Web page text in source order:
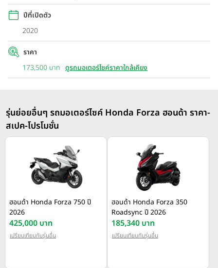
ปีที่เปิดตัว
2020
ราคา
173,500 บาท ดูรถมอเตอร์ไซค์ราคาใกล้เคียง
รุ่นย่อยอื่นๆ รถมอเตอร์ไซค์ Honda Forza ฮอนด้า ราคา-
สเปค-โปรโมชั่น
ฮอนด้า Honda Forza 750 ปี
2026
425,000 บาท
เปรียบเทียบกับรุ่นอื่น
ฮอนด้า Honda Forza 350
Roadsync ปี 2026
185,340 บาท
เปรียบเทียบกับรุ่นอื่น